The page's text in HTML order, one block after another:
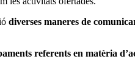
diverses maneres de
referents en matèria